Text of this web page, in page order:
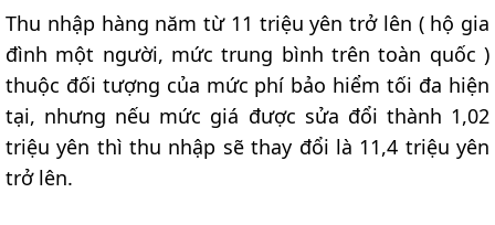
Thu nhập hàng năm từ 11 triệu yên trở lên ( hộ gia
đình một người, mức trung bình trên toàn quốc )
thuộc đối tượng của mức phí bảo hiểm tối đa hiện
tại, nhưng nếu mức giá được sửa đổi thành 1,02
triệu yên thì thu nhập sẽ thay đổi là 11,4 triệu yên
trở lên.